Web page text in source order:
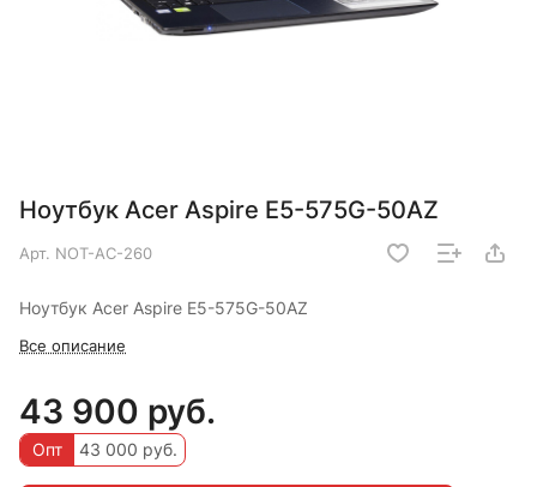
Ноутбук Acer Aspire E5-575G-50AZ
Арт. NOT-AC-260
Ноутбук Acer Aspire E5-575G-50AZ
Все описание
43 900 руб.
Опт 43 000 руб.